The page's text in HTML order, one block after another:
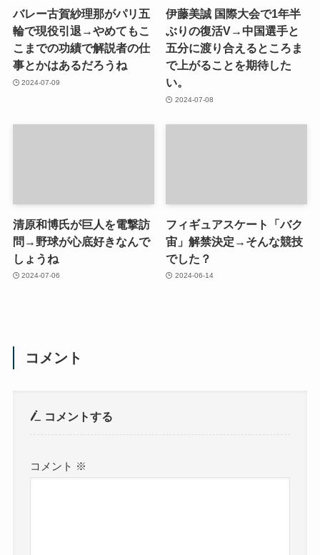
バレー古賀紗理那がパリ五
輪で現役引退→やめてもこ
こまでの功績で解説者の仕
事とかはあるだろうね
2024-07-09
伊藤美誠 国際大会で1年半
ぶりの復活V→中国選手と
五分に渡り合えるところま
で上がることを期待した
い。
2024-07-08
清原和博氏が巨人を電撃訪
問→野球が心底好きなんで
しょうね
2024-07-06
フィギュアスケート「バク
宙」解禁決定→そんな競技
でした？
2024-06-14
コメント
コメントする
コメント ※